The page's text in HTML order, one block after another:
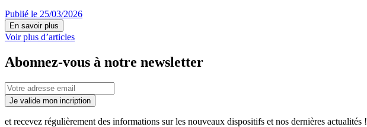
Publié le 25/03/2026
En savoir plus
Voir plus d’articles
Abonnez-vous à notre newsletter
Je valide mon incription
et recevez régulièrement des informations sur les nouveaux dispositifs et nos dernières actualités !